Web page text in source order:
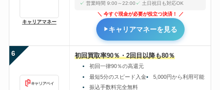
キャリアマネー
営業時間 9:00～22:00
土日祝日も対応OK
今すぐ現金が必要が役立つ決済！
キャリアマネーを見る
6 初回買取率90％・2回目以降も80％
初回一律90％の高還元
最短5分のスピード入金
5,000円から利用可能
振込手数料完全無料